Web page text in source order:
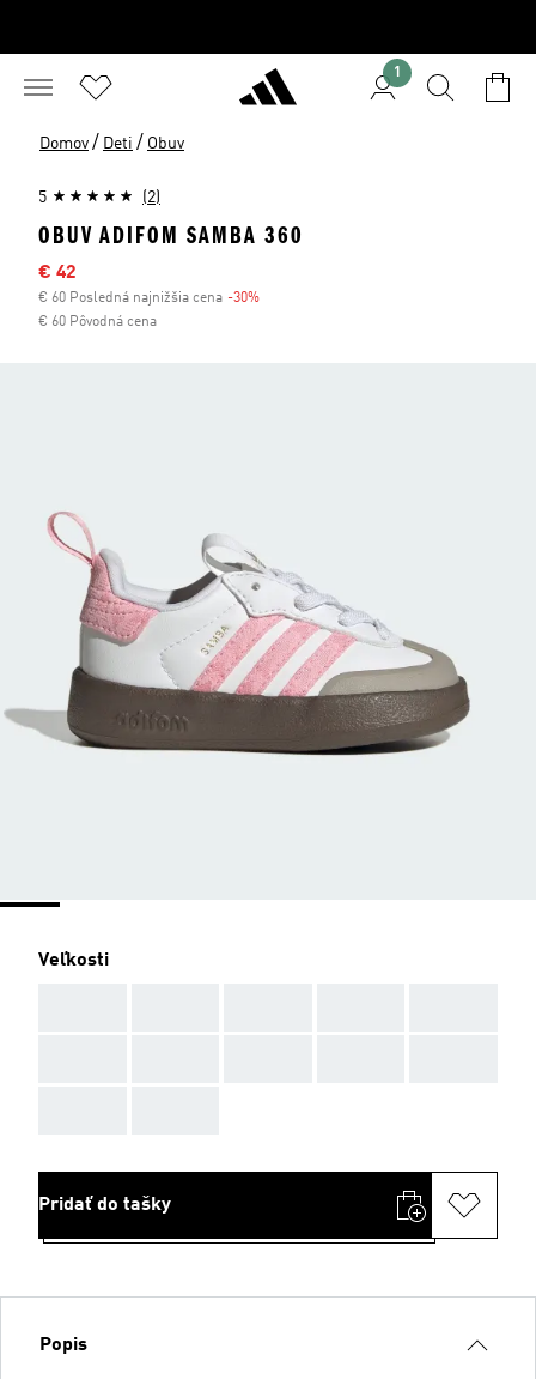
1
Domov / Deti / Obuv
5 (2)
OBUV ADIFOM SAMBA 360
Výpredajová cena
€ 42
€ 60 Posledná najnižšia cena -30%
€ 60 Pôvodná cena
Veľkosti
Pridať do tašky
Popis